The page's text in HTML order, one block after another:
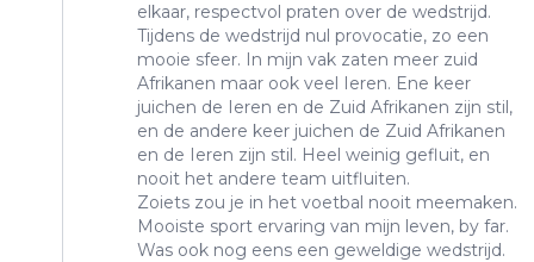
elkaar, respectvol praten over de wedstrijd.
Tijdens de wedstrijd nul provocatie, zo een
mooie sfeer. In mijn vak zaten meer zuid
Afrikanen maar ook veel Ieren. Ene keer
juichen de Ieren en de Zuid Afrikanen zijn stil,
en de andere keer juichen de Zuid Afrikanen
en de Ieren zijn stil. Heel weinig gefluit, en
nooit het andere team uitfluiten.
Zoiets zou je in het voetbal nooit meemaken.
Mooiste sport ervaring van mijn leven, by far.
Was ook nog eens een geweldige wedstrijd.